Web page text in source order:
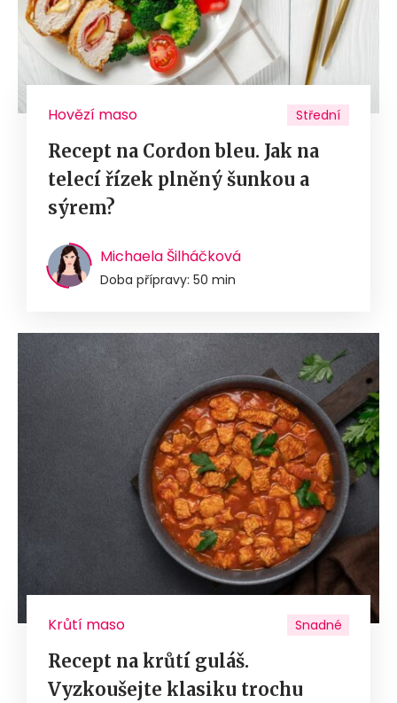
Hovězí maso Střední
Recept na Cordon bleu. Jak na
telecí řízek plněný šunkou a
sýrem?
Michaela Šilháčková
Doba přípravy: 50 min
Krůtí maso Snadné
Recept na krůtí guláš.
Vyzkoušejte klasiku trochu